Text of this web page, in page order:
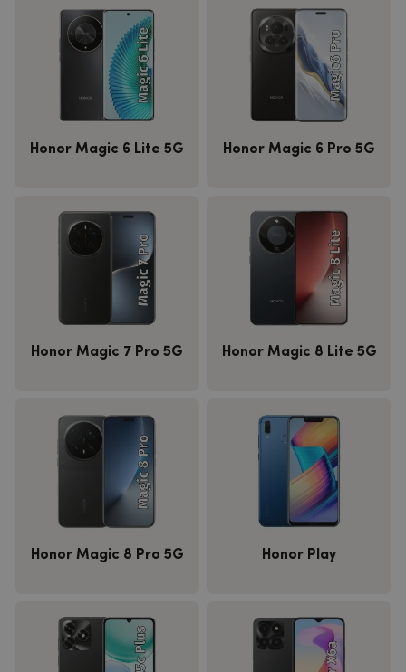
Honor Magic 6 Lite 5G Honor Magic 6 Pro 5G
Honor Magic 7 Pro 5G Honor Magic 8 Lite 5G
Honor Magic 8 Pro 5G Honor Play